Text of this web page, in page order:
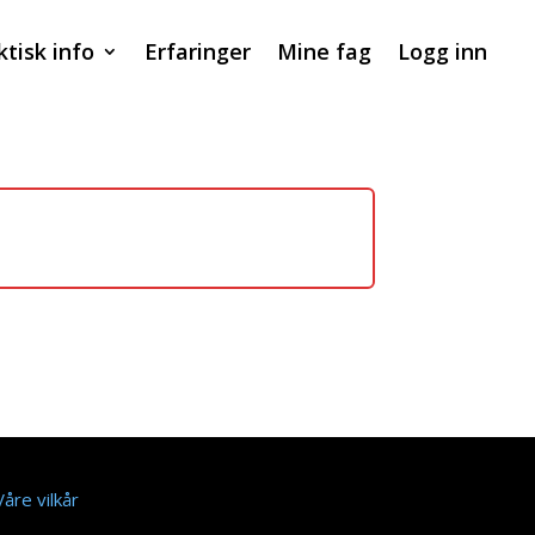
info Erfaringer Mine fag Logg inn
vilkår